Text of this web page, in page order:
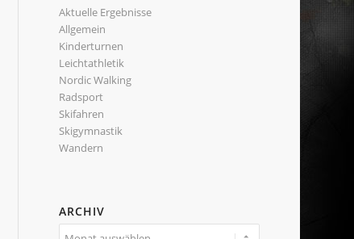
Aktuelle Ergebnisse
Allgemein
Kinderturnen
Leichtathletik
Nordic Walking
Radsport
Skifahren
Skigymnastik
Wandern
ARCHIV